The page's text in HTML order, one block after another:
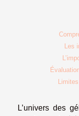
Les
L’univers des